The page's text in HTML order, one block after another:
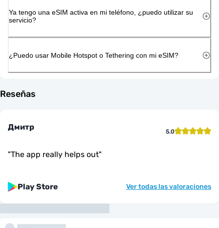
Ya tengo una eSIM activa en mi teléfono, ¿puedo utilizar su
servicio?
¿Puedo usar Mobile Hotspot o Tethering con mi eSIM?
Reseñas
Дмитр 5.0
"The app really helps out"
Play Store Ver todas las valoraciones